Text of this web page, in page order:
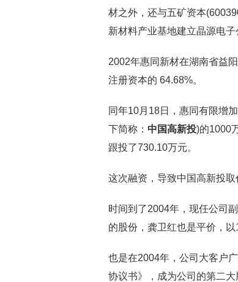
材之外，还与五矿资本
新材料产业基地建立晶源电子
2002年惠同新材在湖南省益
注册资本的 64.68%。
同年10月18日，惠同有限增
下简称： 中国高新投)的1000
跟投了730.10万元。
这次融资，导致中国高新投
时间到了2004年，现任公司
的股份，龚卫红也是平价，以
也是在2004年，公司大客户
协议书》，成为公司的第二大